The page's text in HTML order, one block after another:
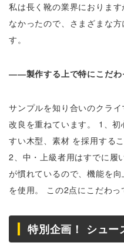
私は長く靴の業界におりま
なかったので、さまざまな
す。
――製作する上で特にこだわ
サンプルを知り合いのクライ
改良を重ねています。 1、
すい木型、素材 を採用するこ
2、中・上級者用はすでに履
が慣れているので、機能を
を使用。 この2点にこだわっ
特別企画！ シュー